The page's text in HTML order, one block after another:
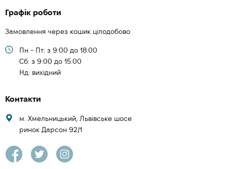
Графік роботи
Замовлення через кошик цілодобово
Пн - Пт: з 9:00 до 18:00
Cб: з 9:00 до 15:00
Нд: вихідний
Контакти
м. Хмельницький, Львівське шосе
ринок Дарсон 92/1